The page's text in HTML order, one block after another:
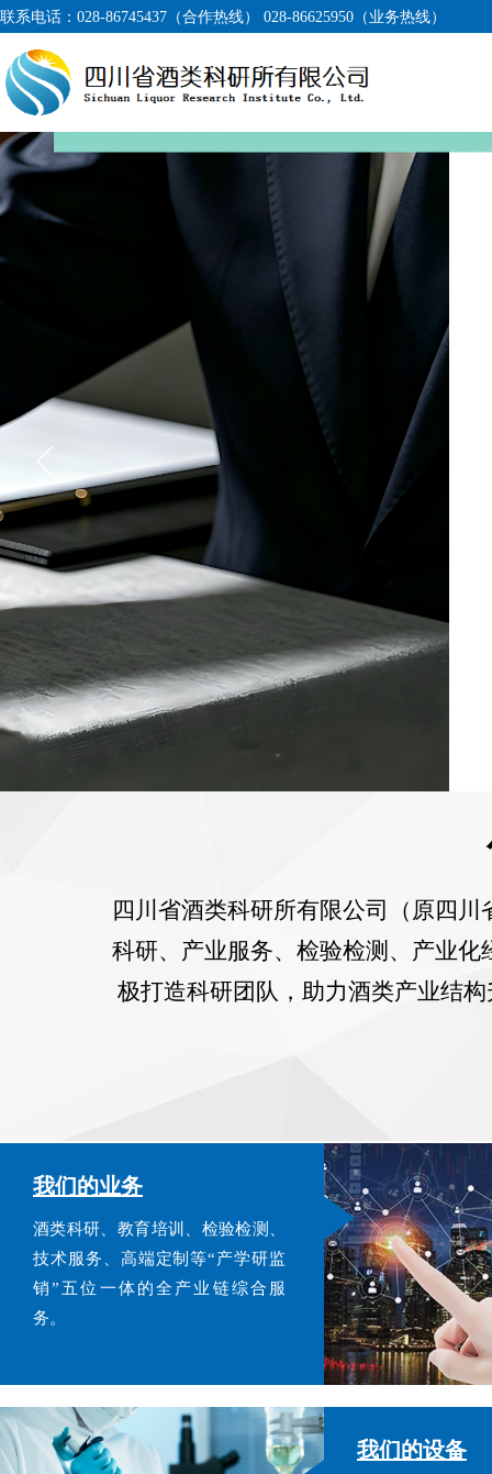
联系电话： 028-86745437（合作热线） 028-86625950（业务热线）
酒类科研、教育培训、检验检测、
技术服务、高端定制等“产学研监
销”五位一体的全产业链综合服
务。
我们的业务
我们的设备
四川省酒类科研所有限公司（原四
科研、产业服务、检验检测、产业
极打造科研团队，助力酒类产业结